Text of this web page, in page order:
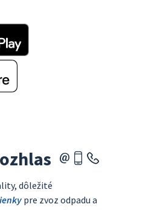
dôležité
pre zvoz odpadu a